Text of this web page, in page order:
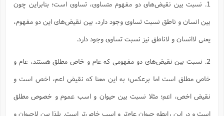
1. نسبت بین نقیض‌های دو مفهوم متساوی، تساوی است؛ بنابراین چون
بین انسان و ناطق نسبت تساوی وجود دارد، بین نقیض‌های این دو مفهوم،
یعنی لاانسان و لاناطق نیز نسبت تساوی وجود دارد.
2. نسبت بین نقیض‌های دو مفهومی که عام و خاص مطلق هستند، عام و
خاص مطلق است اما برعکس؛ به این معنا که نقیض اعم، اخص است و
نقیض اخص، اعم؛ مثلا نسبت بین حیوان و اسب عموم و خصوص مطلق
است و در این رابطه حیوان عام‌تر و اسب خاص‌تر است. بلذا بین لاحیوان و